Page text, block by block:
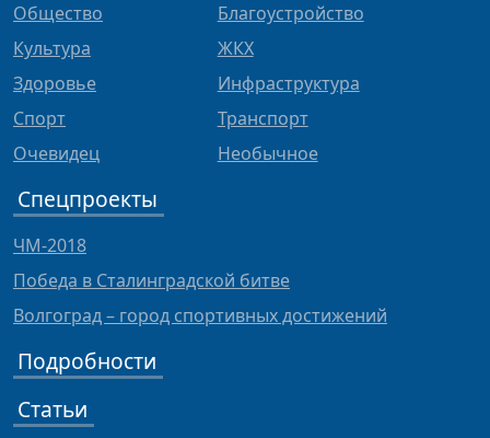
Общество
Культура
Здоровье
Спорт
Очевидец
Благоустройство
ЖКХ
Инфраструктура
Транспорт
Необычное
Спецпроекты
ЧМ-2018
Победа в Сталинградской битве
Волгоград – город спортивных достижений
Подробности
Статьи